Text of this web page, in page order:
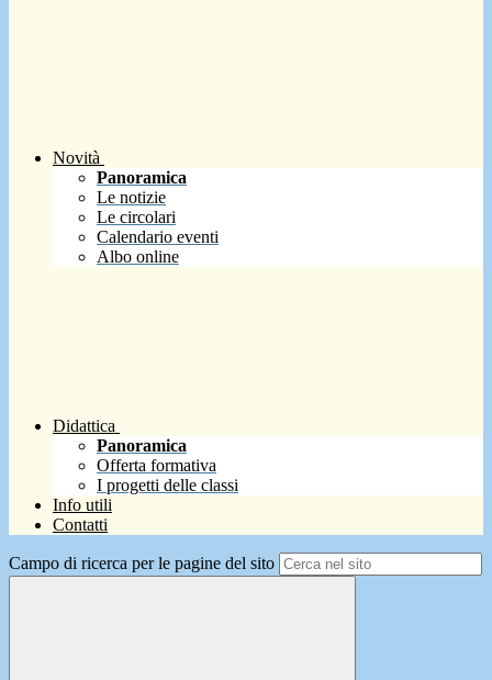
Novità
Panoramica
Le notizie
Le circolari
Calendario eventi
Albo online
Didattica
Panoramica
Offerta formativa
I progetti delle classi
Info utili
Contatti
Campo di ricerca per le pagine del sito